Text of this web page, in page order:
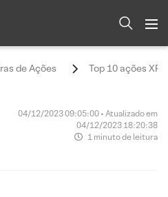
de Ações Top 10 ações XP
04/12/2023 09:05:00 • Atualizado em
04/12/2023 18:20:38
1 minuto de leitura